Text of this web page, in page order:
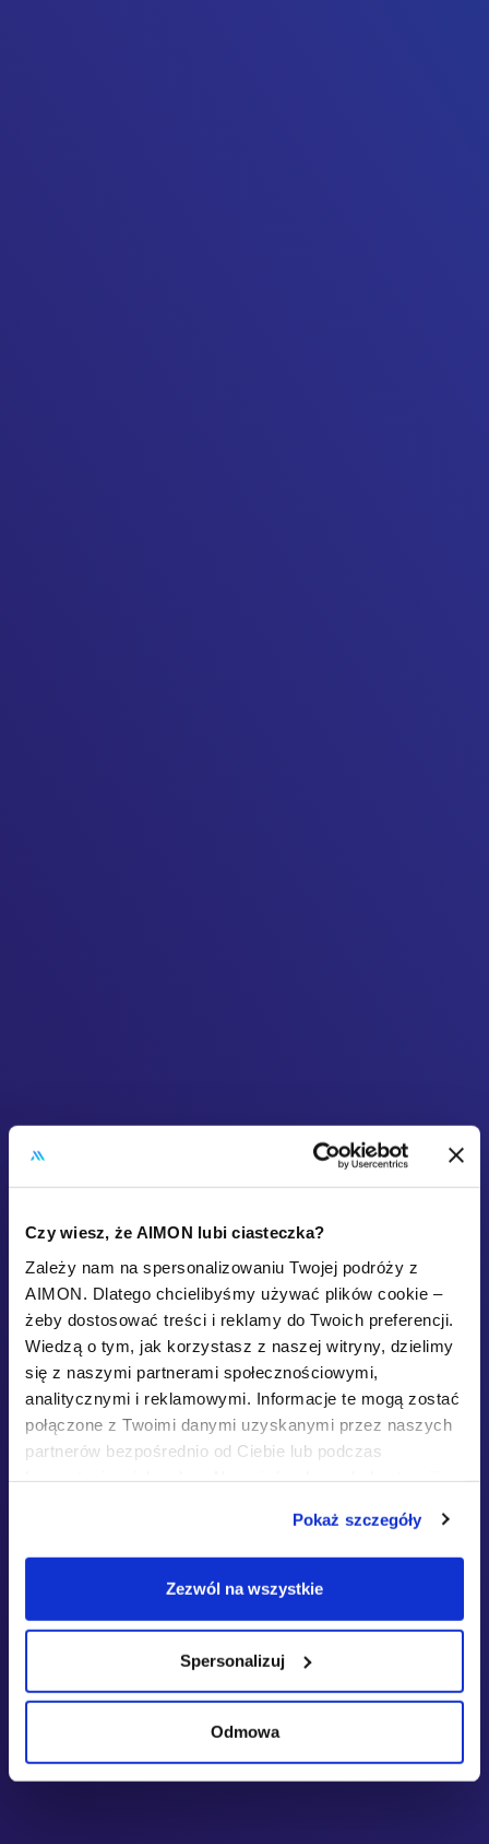
Czy wiesz, że AIMON lubi ciasteczka?
Zależy nam na spersonalizowaniu Twojej podróży z
AIMON. Dlatego chcielibyśmy używać plików cookie –
żeby dostosować treści i reklamy do Twoich preferencji.
Wiedzą o tym, jak korzystasz z naszej witryny, dzielimy
się z naszymi partnerami społecznościowymi,
analitycznymi i reklamowymi. Informacje te mogą zostać
połączone z Twoimi danymi uzyskanymi przez naszych
partnerów bezpośrednio od Ciebie lub podczas
Pokaż szczegóły
Zezwól na wszystkie
Spersonalizuj
Odmowa